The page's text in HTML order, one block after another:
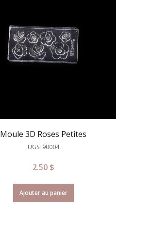
Moule 3D Roses Petites
UGS: 90004
2.50 $
Ajouter au panier